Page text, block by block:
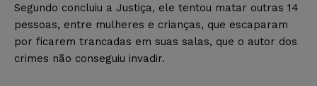
Segundo concluiu a Justiça, ele tentou matar outras 14
pessoas, entre mulheres e crianças, que escaparam
por ficarem trancadas em suas salas, que o autor dos
crimes não conseguiu invadir.